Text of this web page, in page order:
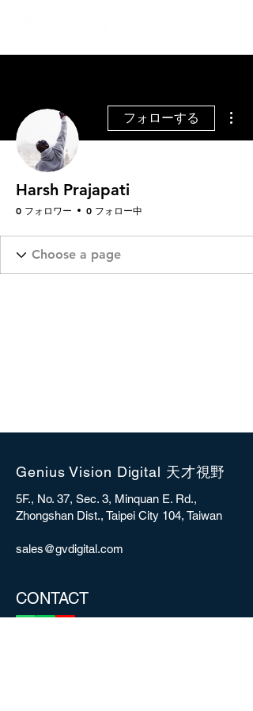
フォローする
Harsh Prajapati
0 フォロワー 0 フォロー中
Genius Vision Digital 天才視野
5F., No. 37, Sec. 3, Minquan E. Rd.,
Zhongshan Dist., Taipei City 104, Taiwan
sales@gvdigital.com
CONTACT